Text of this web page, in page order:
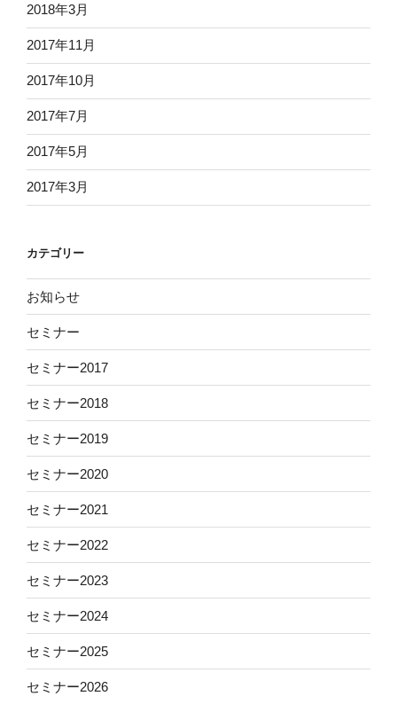
2018年3月
2017年11月
2017年10月
2017年7月
2017年5月
2017年3月
カテゴリー
お知らせ
セミナー
セミナー2017
セミナー2018
セミナー2019
セミナー2020
セミナー2021
セミナー2022
セミナー2023
セミナー2024
セミナー2025
セミナー2026